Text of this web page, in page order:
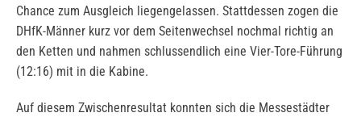
Chance zum Ausgleich liegengelassen. Stattdessen zogen die
DHfK-Männer kurz vor dem Seitenwechsel nochmal richtig an
den Ketten und nahmen schlussendlich eine Vier-Tore-Führung
(12:16) mit in die Kabine.
Auf diesem Zwischenresultat konnten sich die Messestädter